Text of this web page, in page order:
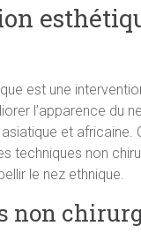
est une
l’apparence du
et africaine.
techniques non
le nez ethnique.
non